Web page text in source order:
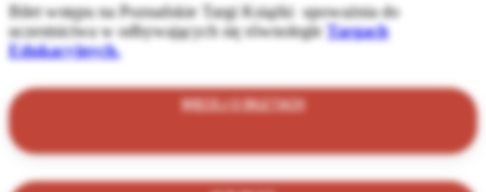
Bilet wstępu na Poznańskie Targi Książki upoważnia do
uczestnictwa w odbywających się równolegle Targach
Edukacyjnych.
WIĘCEJ O BILETACH